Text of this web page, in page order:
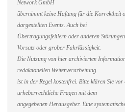
Network GmbH
übernimmt keine Haftung für die Korrektheit
dargestellten Events. Auch bei
Übertragungsfehlern oder anderen
Vorsatz oder grober Fahrlässigkeit.
Die Nutzung von hier archivierten
redaktionellen Weiterverarbeitung
ist in der Regel kostenfrei. Bitte klären Sie
urheberrechtliche Fragen mit dem
angegebenen Herausgeber. Eine